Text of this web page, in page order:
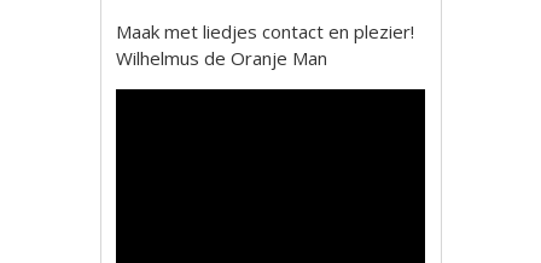
Maak met liedjes contact en plezier!
Wilhelmus de Oranje Man